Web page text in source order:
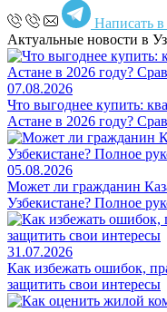
Написать в
Актуальные новости в
07.08.2026
Что выгоднее купить:
Астане в 2026 году?
05.08.2026
Может ли гражданин
Узбекистане? Полное
31.07.2026
Как избежать ошибок,
защитить свои интересы